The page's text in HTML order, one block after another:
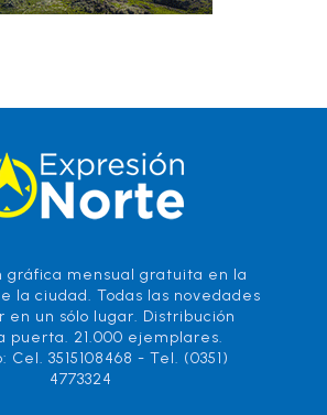
gráfica mensual gratuita en la
la ciudad. Todas las novedades
en un sólo lugar. Distribución
puerta. 21.000 ejemplares.
Cel. 3515108468 - Tel. (0351)
4773324